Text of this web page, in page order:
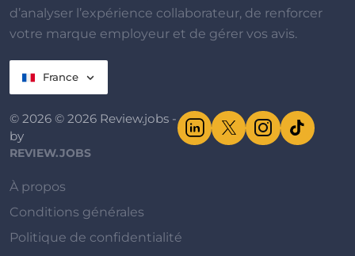
d’analyser l’expérience collaborateur, de renforcer
votre marque employeur et de gérer vos avis.
France
© 2026 © 2026 Review.jobs -
by
REVIEW.JOBS
À propos
Conditions générales
Politique de confidentialité